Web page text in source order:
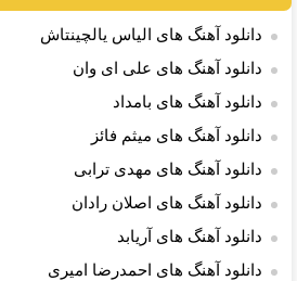
دانلود آهنگ های الیاس یالچینتاش
دانلود آهنگ های علی ای وان
دانلود آهنگ های بامداد
دانلود آهنگ های میثم فائز
دانلود آهنگ های مهدی ترابی
دانلود آهنگ های اصلان رادان
دانلود آهنگ های آریابد
دانلود آهنگ های احمدرضا امیری